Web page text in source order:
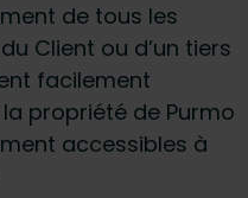
de tous les
Client ou d’un tiers
facilement
propriété de Purmo
accessibles à